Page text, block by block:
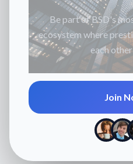
Be part of BSD's
ecosystem where
each
Join